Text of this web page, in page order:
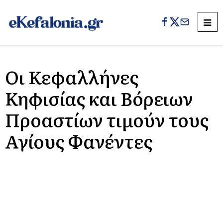
Οι Κεφαλλήνες
Κηφισίας και Βόρειων
Προαστίων τιμούν τους
Αγίους Φανέντες